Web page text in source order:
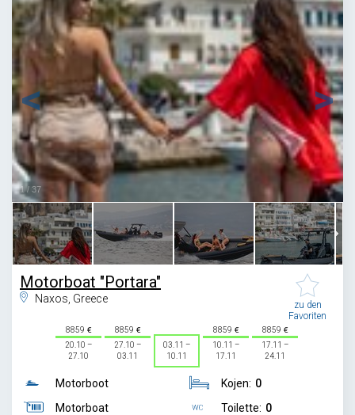
1/ 37
Motorboat "Portara"
Naxos, Greece
zu den
Favoriten
8859
20.10 –
27.10
8859
27.10 –
03.11
03.11 –
10.11
8859
10.11 –
17.11
8859
17.11 –
24.11
Motorboot
Motorboat
Kojen: 0
Toilette: 0